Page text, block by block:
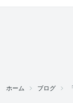
ホーム ブログ